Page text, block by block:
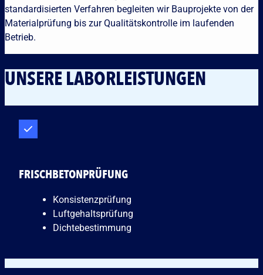
standardisierten Verfahren begleiten wir Bauprojekte von der
Materialprüfung bis zur Qualitätskontrolle im laufenden
Betrieb.
UNSERE LABORLEISTUNGEN
FRISCHBETONPRÜFUNG
Konsistenzprüfung
Luftgehaltsprüfung
Dichtebestimmung